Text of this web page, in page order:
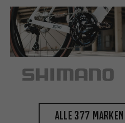
Alle 377 Marken